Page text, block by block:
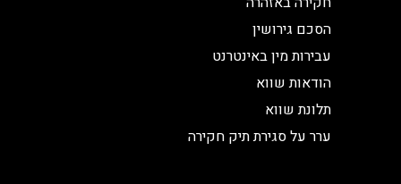
הסכם גירושין
עבירות מין באינטרנט
הודאות שווא
תלונת שווא
ערר על סגירת תיק חקירה